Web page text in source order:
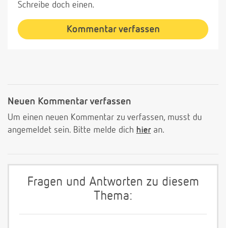
Schreibe doch einen.
Kommentar verfassen
Neuen Kommentar verfassen
Um einen neuen Kommentar zu verfassen, musst du
angemeldet sein. Bitte melde dich hier an.
Fragen und Antworten zu diesem
Thema: